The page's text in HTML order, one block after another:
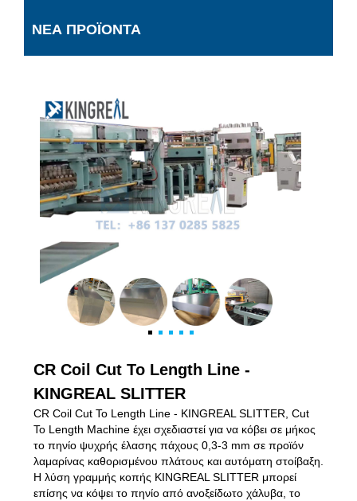
ΝΈΑ ΠΡΟΪΌΝΤΑ
CR Coil Cut To Length Line -
KINGREAL SLITTER
CR Coil Cut To Length Line - KINGREAL SLITTER, Cut
To Length Machine έχει σχεδιαστεί για να κόβει σε μήκος
το πηνίο ψυχρής έλασης πάχους 0,3-3 mm σε προϊόν
λαμαρίνας καθορισμένου πλάτους και αυτόματη στοίβαξη.
Η λύση γραμμής κοπής KINGREAL SLITTER μπορεί
επίσης να κόψει το πηνίο από ανοξείδωτο χάλυβα, το